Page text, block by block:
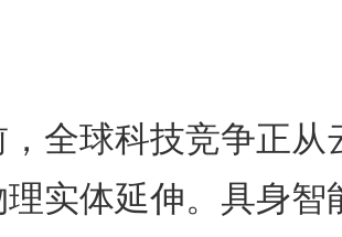
球科技竞争正从
实体延伸。具身智